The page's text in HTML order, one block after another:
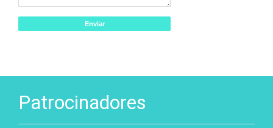
Patrocinadores